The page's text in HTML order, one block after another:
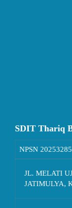
SDIT Thariq
NPSN 20253285
JL. MELATI
JATIMULYA,